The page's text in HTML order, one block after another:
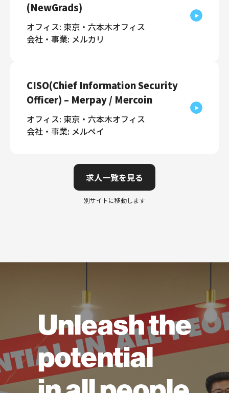
(NewGrads)
オフィス: 東京・六本木オフィス
会社・事業: メルカリ
CISO(Chief Information Security
Officer) – Merpay / Mercoin
オフィス: 東京・六本木オフィス
会社・事業: メルペイ
求人一覧を見る
別サイトに移動します
Unleash the
potential